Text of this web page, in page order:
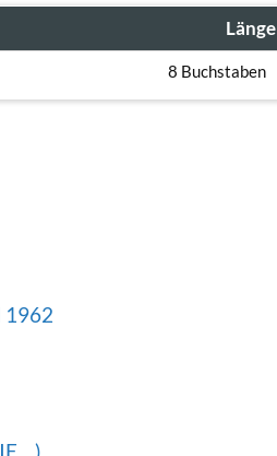
Länge
8 Buchstaben
1962